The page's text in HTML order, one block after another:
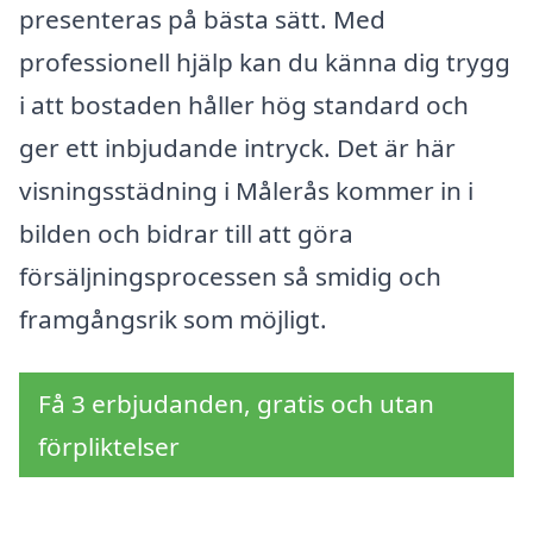
presenteras på bästa sätt. Med
professionell hjälp kan du känna dig trygg
i att bostaden håller hög standard och
ger ett inbjudande intryck. Det är här
visningsstädning i Målerås kommer in i
bilden och bidrar till att göra
försäljningsprocessen så smidig och
framgångsrik som möjligt.
Få 3 erbjudanden, gratis och utan
förpliktelser